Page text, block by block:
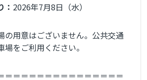
2026年7月8日（水）
の用意はございません。公共交通
をご利用ください。
＝＝＝＝＝＝＝＝＝＝＝＝＝＝＝